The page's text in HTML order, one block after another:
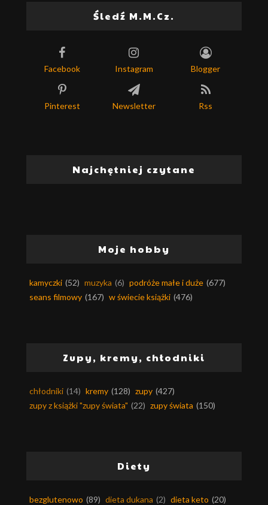
Śledź M.M.Cz.
Facebook Instagram Blogger
Pinterest Newsletter Rss
Najchętniej czytane
Moje hobby
kamyczki (52) muzyka (6) podróże małe i duże (677)
seans filmowy (167) w świecie książki (476)
Zupy, kremy, chłodniki
chłodniki (14) kremy (128) zupy (427)
zupy z książki "zupy świata" (22) zupy świata (150)
Diety
bezglutenowo (89) dieta dukana (2) dieta keto (20)